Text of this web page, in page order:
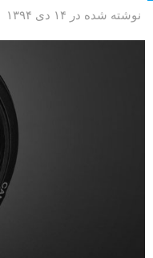
نوشته شده در ۱۴ دی ۱۳۹۴